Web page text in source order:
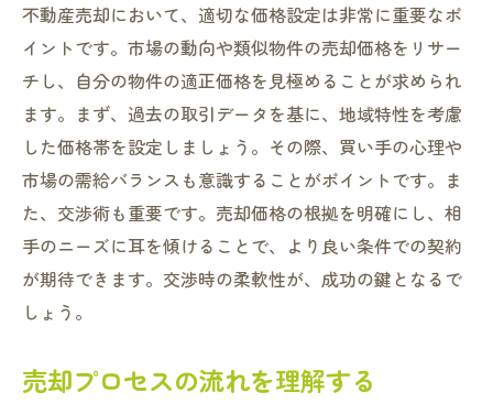
引き渡し時の注意点と手続き
アフターサポートの重要性と活用法
不動産売却において、適切な価格設定は非常に重要なポ
イントです。市場の動向や類似物件の売却価格をリサー
チし、自分の物件の適正価格を見極めることが求められ
ます。まず、過去の取引データを基に、地域特性を考慮
した価格帯を設定しましょう。その際、買い手の心理や
市場の需給バランスも意識することがポイントです。ま
た、交渉術も重要です。売却価格の根拠を明確にし、相
手のニーズに耳を傾けることで、より良い条件での契約
が期待できます。交渉時の柔軟性が、成功の鍵となるで
しょう。
売却プロセスの流れを理解する